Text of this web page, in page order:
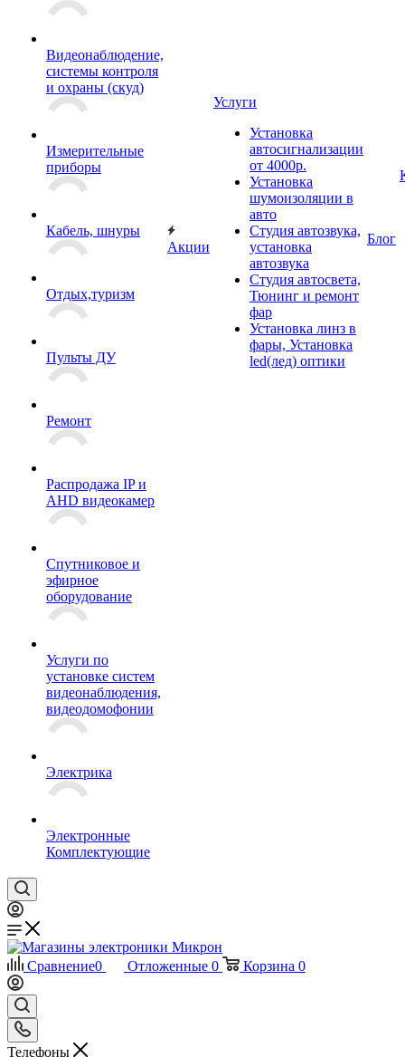
Видеонаблюдение,
системы контроля
и охраны (скуд)
Измерительные
приборы
Кабель, шнуры
Отдых,туризм
Пульты ДУ
Ремонт
Распродажа IP и
AHD видеокамер
Спутниковое и
эфирное
оборудование
Услуги по
установке систем
видеонаблюдения,
видеодомофонии
Электрика
Электронные
Комплектующие
Акции
Услуги
Установка
автосигнализации
от 4000р.
Установка
шумоизоляции в
авто
Студия автозвука,
установка
автозвука
Студия автосвета,
Тюнинг и ремонт
фар
Установка линз в
фары, Установка
led(лед) оптики
Блог
Сравнение0 Отложенные 0 Корзина 0
Телефоны